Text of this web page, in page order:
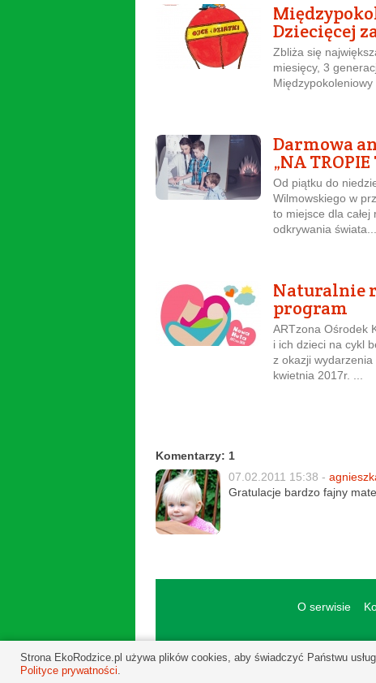
Dziecięcej
Zbliża się
miesięcy, 3
Darmowa
„NA
Od piątku do
Wilmowskiego w
to miejsce dla
odkrywania świata....
Naturalnie
program
ARTzona Ośrodek
i ich dzieci na cykl
z okazji
kwietnia 2017r. ...
Komentarzy: 1
07.02.2011 15:38 -
Gratulacje bardzo fajny
O serwisie
Strona EkoRodzice.pl używa plików cookies, aby świadczyć Państwu
Polityce prywatności.